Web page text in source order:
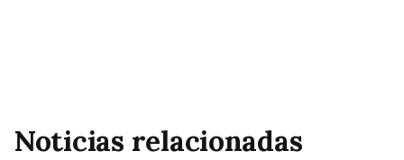
Noticias relacionadas